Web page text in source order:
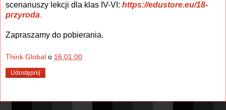
scenariuszy lekcji dla klas IV-VI: https://edustore.eu/18-
przyroda.
Zapraszamy do pobierania.
Think Global o 16:01:00
Udostępnij